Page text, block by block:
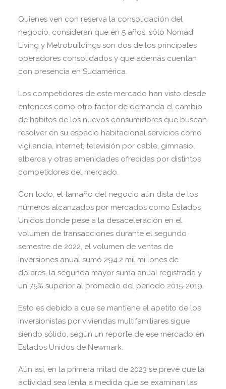
Quienes ven con reserva la consolidación del
negocio, consideran que en 5 años, sólo Nomad
Living y Metrobuildings son dos de los principales
operadores consolidados y que además cuentan
con presencia en Sudamérica.
Los competidores de este mercado han visto desde
entonces como otro factor de demanda el cambio
de hábitos de los nuevos consumidores que buscan
resolver en su espacio habitacional servicios como
vigilancia, internet, televisión por cable, gimnasio,
alberca y otras amenidades ofrecidas por distintos
competidores del mercado.
Con todo, el tamaño del negocio aún dista de los
números alcanzados por mercados como Estados
Unidos donde pese a la desaceleración en el
volumen de transacciones durante el segundo
semestre de 2022, el volumen de ventas de
inversiones anual sumó 294.2 mil millones de
dólares, la segunda mayor suma anual registrada y
un 75% superior al promedio del período 2015-2019.
Esto es debido a que se mantiene el apetito de los
inversionistas por viviendas multifamiliares sigue
siendo sólido, según un reporte de ese mercado en
Estados Unidos de Newmark.
Aún así, en la primera mitad de 2023 se prevé que la
actividad sea lenta a medida que se examinan las